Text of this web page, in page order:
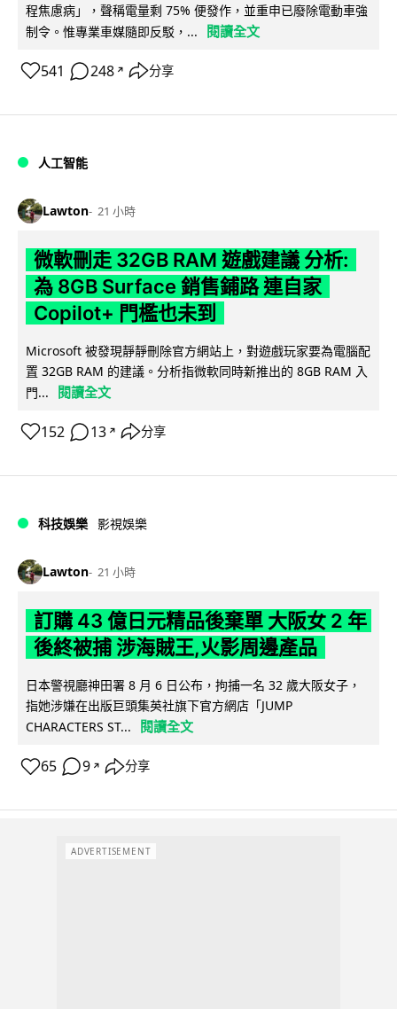
程焦慮病」，聲稱電量剩 75% 便發作，並重申已廢除電動車強
制令。惟專業車媒隨即反駁，...
閱讀全文
541 248 ↗ 分享
人工智能
Lawton 21 小時
微軟刪走 32GB RAM 遊戲建議 分析:
為 8GB Surface 銷售鋪路 連自家
Copilot+ 門檻也未到
Microsoft 被發現靜靜刪除官方網站上，對遊戲玩家要為電腦配
置 32GB RAM 的建議。分析指微軟同時新推出的 8GB RAM 入
門...
閱讀全文
152 13 ↗ 分享
科技娛樂 影視娛樂
Lawton 21 小時
訂購 43 億日元精品後棄單 大阪女 2 年
後終被捕 涉海賊王,火影周邊產品
日本警視廳神田署 8 月 6 日公布，拘捕一名 32 歲大阪女子，
指她涉嫌在出版巨頭集英社旗下官方網店「JUMP
CHARACTERS ST...
閱讀全文
65 9 ↗ 分享
ADVERTISEMENT